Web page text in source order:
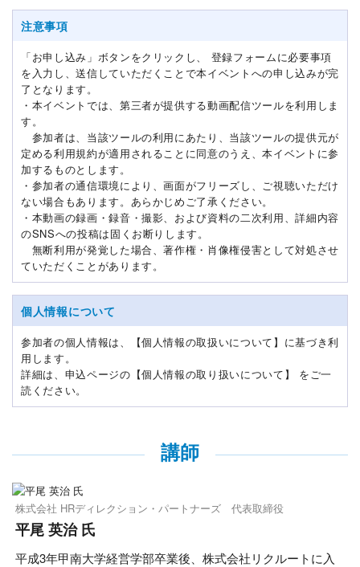
注意事項
「お申し込み」ボタンをクリックし、 登録フォームに必要事項
を入力し、送信していただくことで本イベントへの申し込みが完
了となります。
・本イベントでは、第三者が提供する動画配信ツールを利用しま
す。
参加者は、当該ツールの利用にあたり、当該ツールの提供元が
定める利用規約が適用されることに同意のうえ、本イベントに参
加するものとします。
・参加者の通信環境により、画面がフリーズし、ご視聴いただけ
ない場合もあります。あらかじめご了承ください。
・本動画の録画・録音・撮影、および資料の二次利用、詳細内容
のSNSへの投稿は固くお断りします。
無断利用が発覚した場合、著作権・肖像権侵害として対処させ
ていただくことがあります。
個人情報について
参加者の個人情報は、【個人情報の取扱いについて】に基づき利
用します。
詳細は、申込ページの【個人情報の取り扱いについて】 をご一
読ください。
講師
株式会社 HRディレクション・パートナーズ 代表取締役
平尾 英治 氏
平成3年甲南大学経営学部卒業後、株式会社リクルートに入